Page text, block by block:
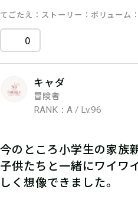
てごたえ ストーリー ボリューム
0
キャダ
冒険者
RANK：A / Lv.96
今のところ小学生の家族
子供たちと一緒にワイワ
しく想像できました。